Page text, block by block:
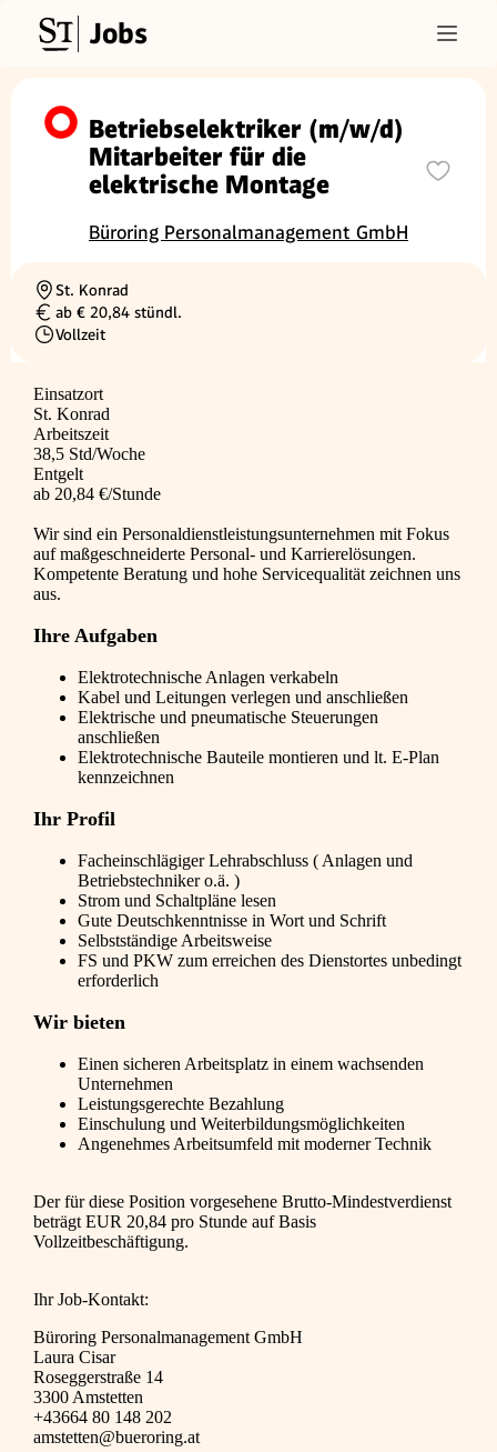
Jobs
Betriebselektriker (m/w/d)
Mitarbeiter für die
elektrische Montage
Büroring Personalmanagement GmbH
Ortschaft
St. Konrad
Gehalt
ab € 20,84 stündl.
Beschäftigungsart
Vollzeit
Einsatzort
St. Konrad
Arbeitszeit
38,5 Std/Woche
Entgelt
ab 20,84 €/Stunde
Wir sind ein Personaldienstleistungsunternehmen mit Fokus
auf maßgeschneiderte Personal- und Karrierelösungen.
Kompetente Beratung und hohe Servicequalität zeichnen uns
aus.
Ihre Aufgaben
Elektrotechnische Anlagen verkabeln
Kabel und Leitungen verlegen und anschließen
Elektrische und pneumatische Steuerungen
anschließen
Elektrotechnische Bauteile montieren und lt. E-Plan
kennzeichnen
Ihr Profil
Facheinschlägiger Lehrabschluss ( Anlagen und
Betriebstechniker o.ä. )
Strom und Schaltpläne lesen
Gute Deutschkenntnisse in Wort und Schrift
Selbstständige Arbeitsweise
FS und PKW zum erreichen des Dienstortes unbedingt
erforderlich
Wir bieten
Einen sicheren Arbeitsplatz in einem wachsenden
Unternehmen
Leistungsgerechte Bezahlung
Einschulung und Weiterbildungsmöglichkeiten
Angenehmes Arbeitsumfeld mit moderner Technik
Der für diese Position vorgesehene Brutto-Mindestverdienst
beträgt EUR 20,84 pro Stunde auf Basis
Vollzeitbeschäftigung.
Ihr Job-Kontakt:
Büroring Personalmanagement GmbH
Laura Cisar
Roseggerstraße 14
3300 Amstetten
+43664 80 148 202
amstetten@bueroring.at